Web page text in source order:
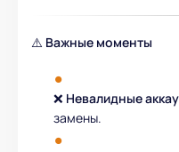
⚠️ Важные моменты
❌ Невалидные
замены.